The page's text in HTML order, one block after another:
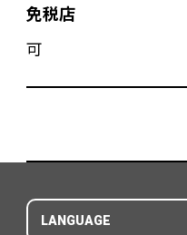
免税店
可
LANGUAGE